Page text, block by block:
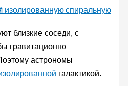
близкие соседи, с
гравитационно
астрономы
галактикой.